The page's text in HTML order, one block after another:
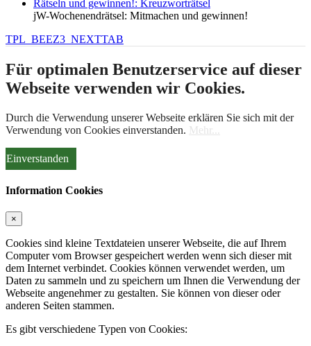
Rätseln und gewinnen!: Kreuzworträtsel
jW-Wochenendrätsel: Mitmachen und gewinnen!
TPL_BEEZ3_NEXTTAB
Für optimalen Benutzerservice auf dieser
Webseite verwenden wir Cookies.
Durch die Verwendung unserer Webseite erklären Sie sich mit der
Verwendung von Cookies einverstanden. Mehr...
Einverstanden
Information Cookies
×
Cookies sind kleine Textdateien unserer Webseite, die auf Ihrem
Computer vom Browser gespeichert werden wenn sich dieser mit
dem Internet verbindet. Cookies können verwendet werden, um
Daten zu sammeln und zu speichern um Ihnen die Verwendung der
Webseite angenehmer zu gestalten. Sie können von dieser oder
anderen Seiten stammen.
Es gibt verschiedene Typen von Cookies: